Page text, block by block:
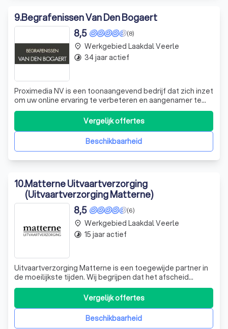
9.Begrafenissen Van Den Bogaert
(8)
8,5
Proximedia NV is een toonaangevend bedrijf dat zich inzet
om uw online ervaring te verbeteren en aangenamer te
maken. Wij zijn gespecialiseerd in het gebruik van cookies
om de inhoud van onze websites beter af te stemmen op
uw behoeften en voorkeuren. Onze expertise ligt in het
begrijpen van de unieBeschikbaarheid
Vergelijk offertes
place Werkgebied Laakdal Veerle
timelapse 34 jaar actief
10.Matterne Uitvaartverzorging
(Uitvaartverzorging Matterne)
(6)
8,5
Uitvaartverzorging Matterne is een toegewijde partner in
de moeilijkste tijden. Wij begrijpen dat het afscheid
nemen van een dierbare een zware en persoonlijke
ervaring is. Daarom staan wij 24 uur per dag klaar om u bij
te staan en een persoonlijke uitvaart te regelen. Ons
vernieuwd uitvaartcentrumBeschikbaarheid
Vergelijk offertes
place Werkgebied Laakdal Veerle
timelapse 15 jaar actief